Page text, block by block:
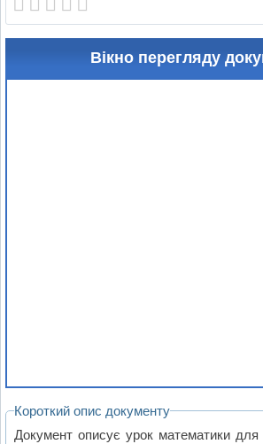
Вікно перегляду
Короткий опис документу
Документ описує урок математики для